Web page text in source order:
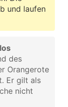
und laufen
des
Orangerote
Er gilt als
nicht